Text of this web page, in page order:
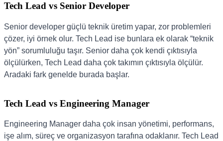
Tech Lead vs Senior Developer
Senior developer güçlü teknik üretim yapar, zor problemleri
çözer, iyi örnek olur. Tech Lead ise bunlara ek olarak “teknik
yön” sorumluluğu taşır. Senior daha çok kendi çıktısıyla
ölçülürken, Tech Lead daha çok takımın çıktısıyla ölçülür.
Aradaki fark genelde burada başlar.
Tech Lead vs Engineering Manager
Engineering Manager daha çok insan yönetimi, performans,
işe alım, süreç ve organizasyon tarafına odaklanır. Tech Lead